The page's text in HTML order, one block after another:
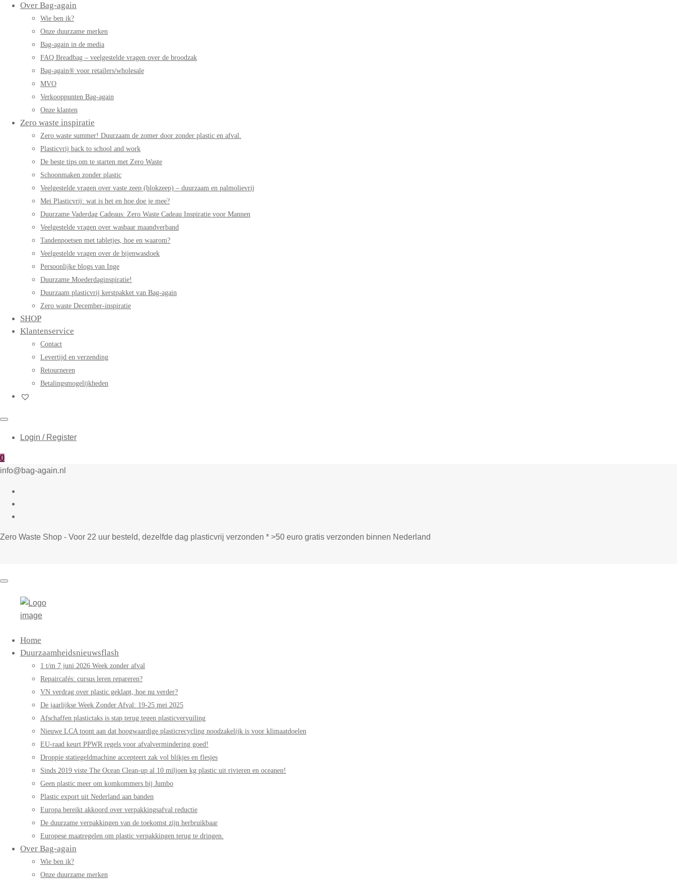
Over Bag-again
Wie ben ik?
Onze duurzame merken
Bag-again in de media
FAQ Breadbag – veelgestelde vragen over de broodzak
Bag-again® voor retailers/wholesale
MVO
Verkooppunten Bag-again
Onze klanten
Zero waste inspiratie
Zero waste summer! Duurzaam de zomer door zonder plastic en afval.
Plasticvrij back to school and work
De beste tips om te starten met Zero Waste
Schoonmaken zonder plastic
Veelgestelde vragen over vaste zeep (blokzeep) – duurzaam en palmolievrij
Mei Plasticvrij: wat is het en hoe doe je mee?
Duurzame Vaderdag Cadeaus: Zero Waste Cadeau Inspiratie voor Mannen
Veelgestelde vragen over wasbaar maandverband
Tandenpoetsen met tabletjes, hoe en waarom?
Veelgestelde vragen over de bijenwasdoek
Persoonlijke blogs van Inge
Duurzame Moederdaginspiratie!
Duurzaam plasticvrij kerstpakket van Bag-again
Zero waste December-inspiratie
SHOP
Klantenservice
Contact
Levertijd en verzending
Retourneren
Betalingsmogelijkheden
Login / Register
0
info@bag-again.nl
Zero Waste Shop - Voor 22 uur besteld, dezelfde dag plasticvrij verzonden * >50 euro gratis verzonden binnen Nederland
Home
Duurzaamheidsnieuwsflash
1 t/m 7 juni 2026 Week zonder afval
Repaircafés: cursus leren repareren?
VN verdrag over plastic geklapt, hoe nu verder?
De jaarlijkse Week Zonder Afval: 19-25 mei 2025
Afschaffen plastictaks is stap terug tegen plasticvervuiling
Nieuwe LCA toont aan dat hoogwaardige plasticrecycling noodzakelijk is voor klimaatdoelen
EU-raad keurt PPWR regels voor afvalvermindering goed!
Droppie statiegeldmachine accepteert zak vol blikjes en flesjes
Sinds 2019 viste The Ocean Clean-up al 10 miljoen kg plastic uit rivieren en oceanen!
Geen plastic meer om komkommers bij Jumbo
Plastic export uit Nederland aan banden
Europa bereikt akkoord over verpakkingsafval reductie
De duurzame verpakkingen van de toekomst zijn herbruikbaar
Europese maatregelen om plastic verpakkingen terug te dringen.
Over Bag-again
Wie ben ik?
Onze duurzame merken